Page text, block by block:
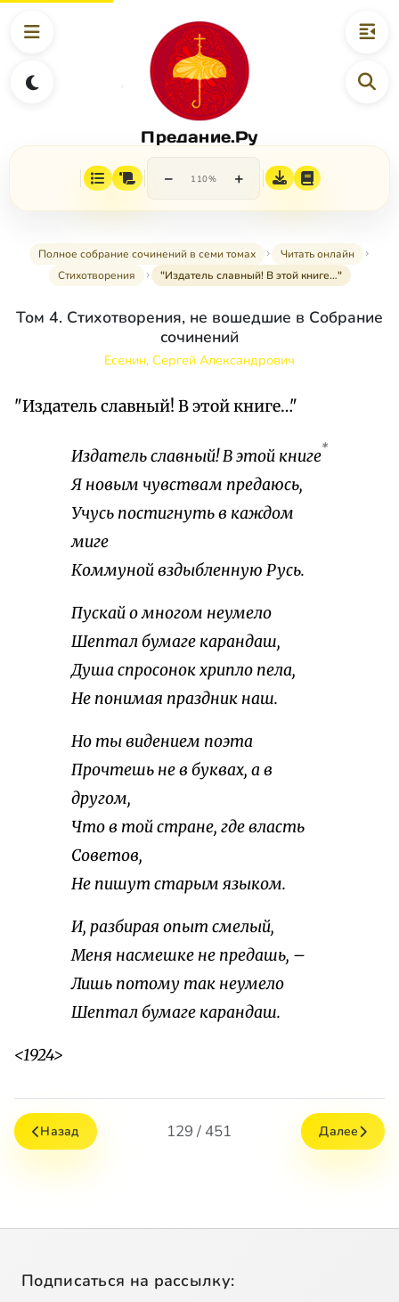
Предание.Ру
− 110% +
Полное собрание сочинений в семи томах
Читать онлайн
Стихотворения
"Издатель славный! В этой книге…"
Том 4. Стихотворения, не вошедшие в Собрание
сочинений
Есенин, Сергей Александрович
"Издатель славный! В этой книге…"
Издатель славный! В этой книге*
Я новым чувствам предаюсь,
Учусь постигнуть в каждом
миге
Коммуной вздыбленную Русь.
Пускай о многом неумело
Шептал бумаге карандаш,
Душа спросонок хрипло пела,
Не понимая праздник наш.
Но ты видением поэта
Прочтешь не в буквах, а в
другом,
Что в той стране, где власть
Советов,
Не пишут старым языком.
И, разбирая опыт смелый,
Меня насмешке не предашь, –
Лишь потому так неумело
Шептал бумаге карандаш.
<1924>
Назад 129 / 451 Далее
Подписаться на рассылку: